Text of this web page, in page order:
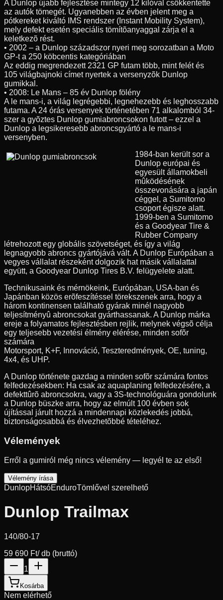
A Dunlop újabb fejlesztése mintegy 12 kilóval csökkentette
az autók tömegét. Ugyanebben az évben jelent meg a
pótkereket kiváltó IMS rendszer (Instant Mobility System),
mely defekt esetén speciális tömítõanyaggal zárja el a
keletkezõ rést.
• 2002 – a Dunlop századszor nyeri meg sorozatban a Moto
GP-t a 250 köbcentis kategóriában
Az eddig megrendezett 2321 GP futam több, mint felét és
105 világbajnoki címet nyertek a versenyzõk Dunlop
gumikkal.
• 2008: Le Mans – 85 év Dunlop fölény
A le mans-i, a világ legrégebbi, legnehezebb és leghosszabb
futama. A 24 órás versenyek történetében 71 alkalomból 34-
szer a gyõztes Dunlop gumiabroncsokon futott – ezzel a
Dunlop a legsikeresebb abroncsgyártó a le mans-i
versenyben.
1984-ban került sor a
Dunlop európai és
egyesült államokbeli
mûködésének
összevonására a japán
céggel, a Sumitomo
csoport égisze alatt.
1999-ben a Sumitomo
és a Goodyear Tire &
Rubber Company
létrehozott egy globális szövetséget, és így a világ
legnagyobb abroncs gyártójává vált. A Dunlop Európában a
vegyes vállalat részeként dolgozik hat másik vállalattal
együtt, a Goodyear Dunlop Tires B.V. felügyelete alatt.
Technikusaink és mérnökeink, Európában, USA-ban és
Japánban közös erõfeszítéssel törekszenek arra, hogy a
három kontinensen található gyárak minél nagyobb
teljesítményû abroncsokat gyárthassanak. A Dunlop márka
ereje a folyamatos fejlesztésben rejlik, melynek végsõ célja
egy teljesebb vezetési élmény elérése, minden sofõr
számára
Motorsport, K+F, Innováció, Teszteredmények, OE, tuning,
4x4, és UHP.
A Dunlop története gazdag a minden sofõr számára fontos
felfedezésekben: Ha csak az aquaplaning felfedezésére, a
defekttûrõ abroncsokra, vagy a 3S-technológuára gondolunk
a Dunlop büszke arra, hogy az elmúlt 100 évben sok
újítással járult hozzá a mindennapi közlekedés jobbá,
biztonságosabbá és élvezhetõbbé tételéhez.
Vélemények
Erről a gumiról még nincs vélemény — legyél te az első!
Vélemény írása
DunlopHátsóEnduroTömlővel szerelhető
Dunlop Trailmax
140/80-17
59 690 Ft/ db (bruttó)
1
Kosárba
Nem elérhető